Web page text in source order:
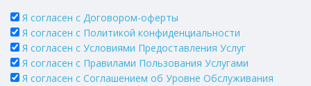
Я согласен с Договором-оферты
Я согласен с Политикой конфиденциальности
Я согласен с Условиями Предоставления Услуг
Я согласен с Правилами Пользования Услугами
Я согласен c Соглашением об Уровне Обслуживания